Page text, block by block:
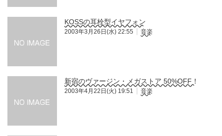
KOSSの耳栓型イヤフォン
2003年3月26日(水) 22:55 音楽
新宿のヴァージン・メガストア 50%OFF！
2003年4月22日(火) 19:51 音楽